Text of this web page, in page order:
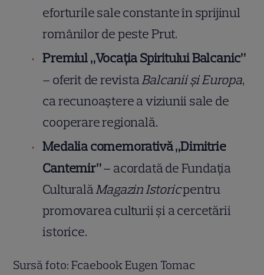
eforturile sale constante în sprijinul
românilor de peste Prut.
Premiul „Vocația Spiritului Balcanic”
– oferit de revistaBalcanii și Europa,
ca recunoaștere a viziunii sale de
cooperare regională.
Medalia comemorativă „Dimitrie
Cantemir”– acordată de Fundația
CulturalăMagazin Istoricpentru
promovarea culturii și a cercetării
istorice.
Sursă foto: Fcaebook Eugen Tomac